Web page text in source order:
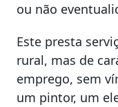
ou não
Este presta
rural, mas de
emprego, sem
um pintor, um